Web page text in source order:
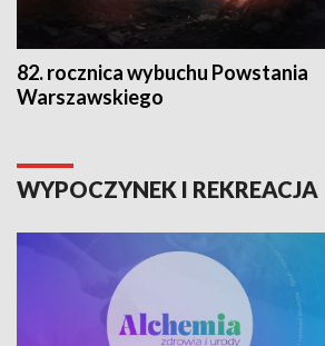
82. rocznica wybuchu Powstania
Warszawskiego
WYPOCZYNEK I REKREACJA